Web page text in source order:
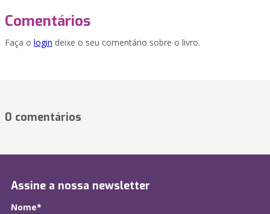
Comentários
Faça o login deixe o seu comentário sobre o livro.
0 comentários
Assine a nossa newsletter
Nome*